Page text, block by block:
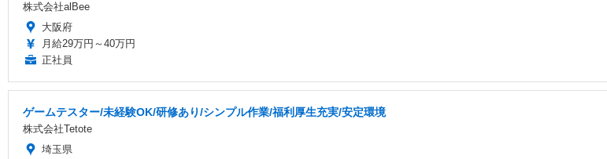
株式会社alBee
大阪府
月給29万円～40万円
正社員
ゲームテスター/未経験OK/研修あり/シンプル作業/福利厚生充実/安定環境
株式会社Tetote
埼玉県